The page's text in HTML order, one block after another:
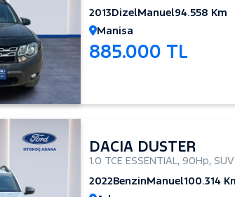
2013DizelManuel94.558 Km
Manisa
885.000 TL
DACIA DUSTER
1.0 TCE ESSENTIAL, 90Hp, SUV
2022BenzinManuel100.314